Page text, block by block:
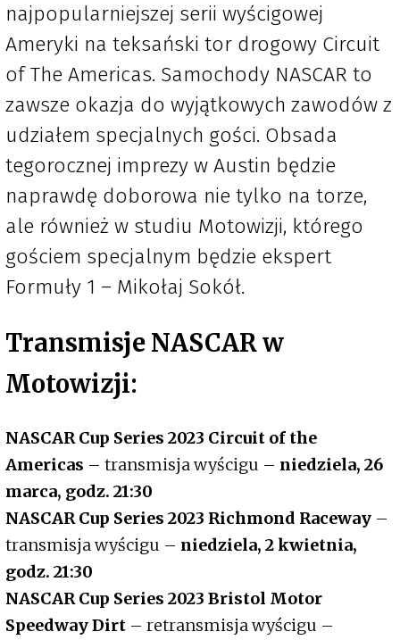
najpopularniejszej serii wyścigowej
Ameryki na teksański tor drogowy Circuit
of The Americas. Samochody NASCAR to
zawsze okazja do wyjątkowych zawodów z
udziałem specjalnych gości. Obsada
tegorocznej imprezy w Austin będzie
naprawdę doborowa nie tylko na torze,
ale również w studiu Motowizji, którego
gościem specjalnym będzie ekspert
Formuły 1 – Mikołaj Sokół.
Transmisje NASCAR w
Motowizji:
NASCAR Cup Series 2023 Circuit of the
Americas – transmisja wyścigu – niedziela, 26
marca, godz. 21:30
NASCAR Cup Series 2023 Richmond Raceway –
transmisja wyścigu – niedziela, 2 kwietnia,
godz. 21:30
NASCAR Cup Series 2023 Bristol Motor
Speedway Dirt – retransmisja wyścigu –